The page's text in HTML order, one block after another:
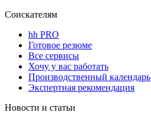
Соискателям
hh PRO
Готовое резюме
Все сервисы
Хочу у вас работать
Производственный календарь
Экспертная рекомендация
Новости и статьи